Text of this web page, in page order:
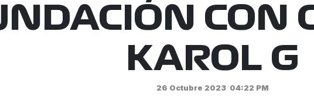
CON
KAROL G
26 Octubre 2023 04:22 PM